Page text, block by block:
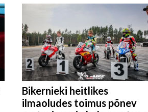
Bikernieki heitlikes
ilmaoludes toimus põnev